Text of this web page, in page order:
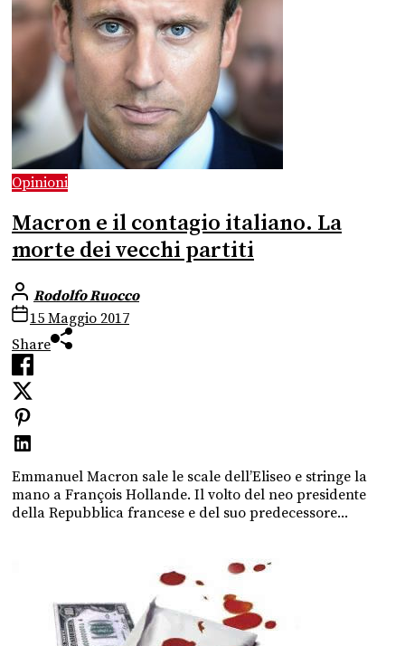
Opinioni
Macron e il contagio italiano. La
morte dei vecchi partiti
Rodolfo Ruocco
15 Maggio 2017
Share
Emmanuel Macron sale le scale dell’Eliseo e stringe la
mano a François Hollande. Il volto del neo presidente
della Repubblica francese e del suo predecessore...